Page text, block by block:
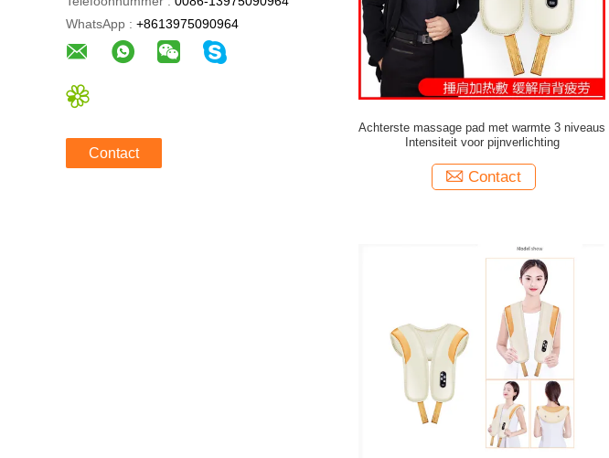
WhatsApp : +8613975090964
Contact
Achterste massage pad met warmte 3 niveaus
Intensiteit voor pijnverlichting
Contact